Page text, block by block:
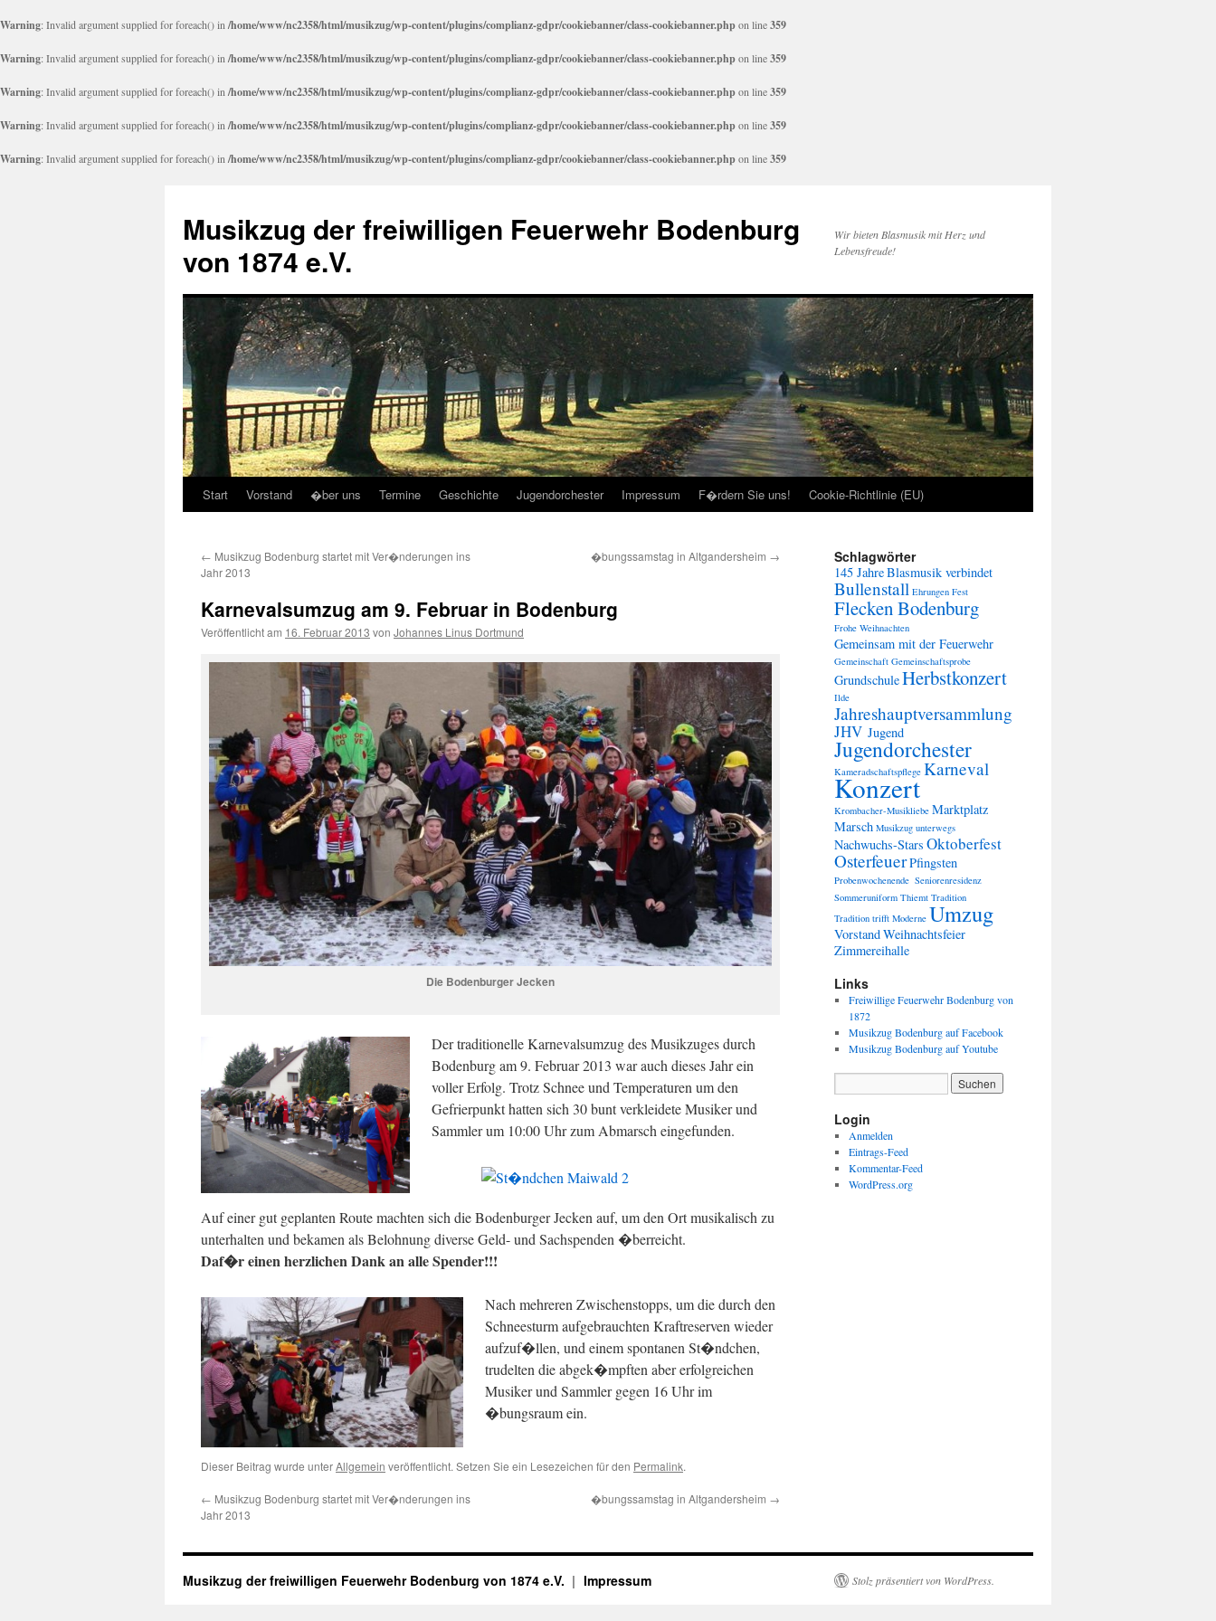
Warning: Invalid argument supplied for foreach() in /home/www/nc2358/html/musikzug/wp-content/plugins/complianz-gdpr/cookiebanner/class-cookiebanner.phpon line359
Warning: Invalid argument supplied for foreach() in /home/www/nc2358/html/musikzug/wp-content/plugins/complianz-gdpr/cookiebanner/class-cookiebanner.phpon line359
Warning: Invalid argument supplied for foreach() in /home/www/nc2358/html/musikzug/wp-content/plugins/complianz-gdpr/cookiebanner/class-cookiebanner.phpon line359
Warning: Invalid argument supplied for foreach() in /home/www/nc2358/html/musikzug/wp-content/plugins/complianz-gdpr/cookiebanner/class-cookiebanner.phpon line359
Warning: Invalid argument supplied for foreach() in /home/www/nc2358/html/musikzug/wp-content/plugins/complianz-gdpr/cookiebanner/class-cookiebanner.phpon line359
springen
Musikzug der freiwilligen Feuerwehr Bodenburg
von 1874 e.V.
Wir bieten Blasmusik mit Herz und
Lebensfreude!
Start Vorstand �ber uns Termine Geschichte Jugendorchester Impressum F�rdern Sie uns! Cookie-Richtlinie (EU)
← Musikzug Bodenburg startet mit Ver�nderungen ins
Jahr 2013
�bungssamstag in Altgandersheim →
Karnevalsumzug am 9. Februar in Bodenburg
Veröffentlicht am 16. Februar 2013 von Johannes Linus Dortmund
Die Bodenburger Jecken
Der traditionelle Karnevalsumzug des Musikzuges durch
Bodenburg am 9. Februar 2013 war auch dieses Jahr ein
voller Erfolg. Trotz Schnee und Temperaturen um den
Gefrierpunkt hatten sich 30 bunt verkleidete Musiker und
Sammler um 10:00 Uhr zum Abmarsch eingefunden.
Auf einer gut geplanten Route machten sich die Bodenburger Jecken auf, um den Ort musikalisch zu
unterhalten und bekamen als Belohnung diverse Geld- und Sachspenden �berreicht.
Daf�r einen herzlichen Dank an alle Spender!!!
Nach mehreren Zwischenstopps, um die durch den
Schneesturm aufgebrauchten Kraftreserven wieder
aufzuf�llen, und einem spontanen St�ndchen,
trudelten die abgek�mpften aber erfolgreichen
Musiker und Sammler gegen 16 Uhr im
�bungsraum ein.
Dieser Beitrag wurde unterAllgemein veröffentlicht. Setzen Sie ein Lesezeichen für den Permalink.
← Musikzug Bodenburg startet mit Ver�nderungen ins
Jahr 2013
�bungssamstag in Altgandersheim →
Schlagwörter
145 JahreBlasmusik verbindet
Bullenstall Ehrungen Fest
Flecken Bodenburg
Frohe Weihnachten
Gemeinsam mit der Feuerwehr
Gemeinschaft Gemeinschaftsprobe
GrundschuleHerbstkonzert
Ilde
Jahreshauptversammlung
JHV Jugend
Jugendorchester
Kameradschaftspflege Karneval
Konzert
Krombacher-Musikliebe Marktplatz
Marsch Musikzug unterwegs
Nachwuchs-Stars Oktoberfest
OsterfeuerPfingsten
Probenwochenende Seniorenresidenz
Sommeruniform Thiemt Tradition
Tradition trifft Moderne Umzug
VorstandWeihnachtsfeier
Zimmereihalle
Links
Freiwillige Feuerwehr Bodenburg von
1872
Musikzug Bodenburg auf Facebook
Musikzug Bodenburg auf Youtube
Login
Anmelden
Eintrags-Feed
Kommentar-Feed
WordPress.org
Musikzug der freiwilligen Feuerwehr Bodenburg von 1874 e.V. Impressum Stolz präsentiert von WordPress.